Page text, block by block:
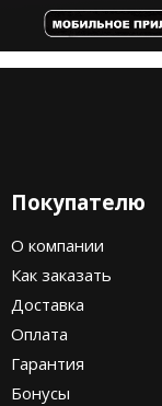
Покупателю
О компании
Как заказать
Доставка
Оплата
Гарантия
Бонусы